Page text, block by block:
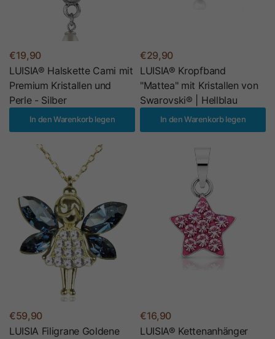
€19,90
LUISIA® Halskette Cami mit
Premium Kristallen und
Perle - Silber
In den Warenkorb legen
€29,90
LUISIA® Kropfband
"Mattea" mit Kristallen von
Swarovski® | Hellblau
In den Warenkorb legen
€59,90
LUISIA Filigrane Goldene
€16,90
LUISIA® Kettenanhänger